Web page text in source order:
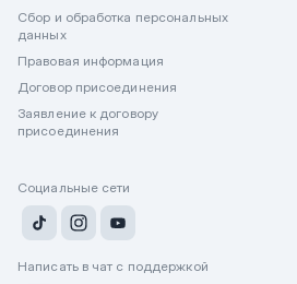
Сбор и обработка персональных
данных
Правовая информация
Договор присоединения
Заявление к договору
присоединения
Социальные сети
Написать в чат с поддержкой